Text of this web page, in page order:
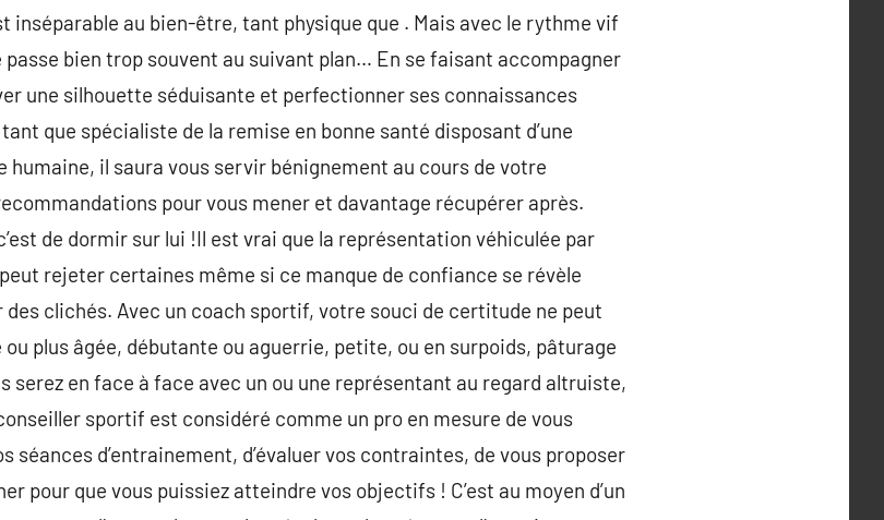
inséparable au bien-être, tant physique que . Mais avec le rythme vif
bien trop souvent au suivant plan… En se faisant accompagner
une silhouette séduisante et perfectionner ses connaissances
que spécialiste de la remise en bonne santé disposant d’une
humaine, il saura vous servir bénignement au cours de votre
pour vous mener et davantage récupérer après.
de dormir sur lui !Il est vrai que la représentation véhiculée par
rejeter certaines même si ce manque de confiance se révèle
clichés. Avec un coach sportif, votre souci de certitude ne peut
ou plus âgée, débutante ou aguerrie, petite, ou en surpoids, pâturage
serez en face à face avec un ou une représentant au regard altruiste,
sportif est considéré comme un pro en mesure de vous
séances d’entrainement, d’évaluer vos contraintes, de vous proposer
pour que vous puissiez atteindre vos objectifs ! C’est au moyen d’un